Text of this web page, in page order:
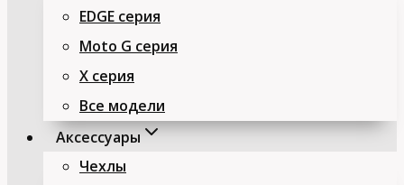
EDGE серия
Moto G серия
X серия
Все модели
Аксессуары
Чехлы